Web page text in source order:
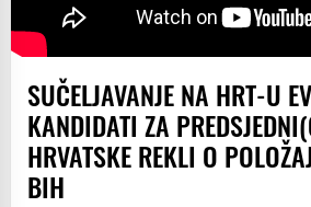
SUČELJAVANJE NA HRT-U
KANDIDATI ZA
HRVATSKE REKLI O
BIH